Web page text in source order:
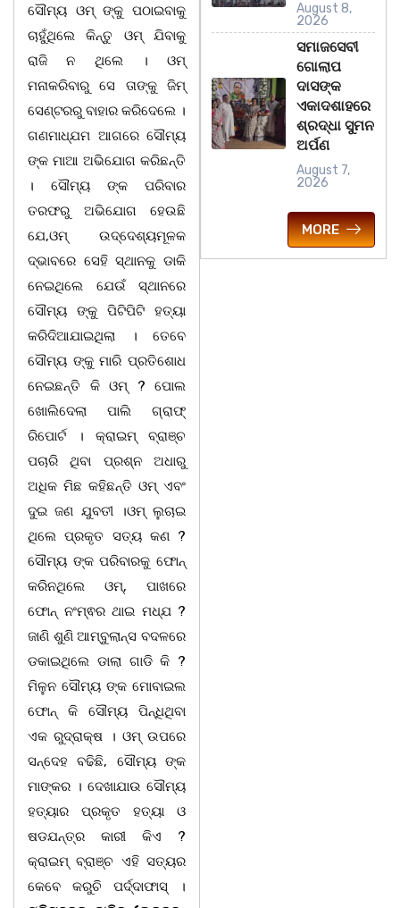
ସୌମ୍ୟ ଓମ୍ ଙ୍କୁ ପଠାଇବାକୁ
ଚାହୁଁଥିଲେ କିନ୍ତୁ ଓମ୍ ଯିବାକୁ
ରାଜି ନ ଥିଲେ । ଓମ୍‌
ମନାକରିବାରୁ ସେ ତାଙ୍କୁ ଜିମ୍
ସେଣ୍ଟରରୁ ବାହାର କରିଦେଲେ ।
ଗଣମାଧ୍ଯମ ଆଗରେ ସୌମ୍ୟ
ଙ୍କ ମାଆ ଅଭିଯୋଗ କରିଛନ୍ତି
। ସୌମ୍ୟ ଙ୍କ ପରିବାର
ତରଫରୁ ଅଭିଯୋଗ ହେଉଛି
ଯେ,ଓମ୍ ଉଦ୍ଦେଶ୍ୟମୂଳକ
ଦ୍ଭାବରେ ସେହି ସ୍ଥାନକୁ ଡାକି
ନେଇଥିଲେ ଯେଉଁ ସ୍ଥାନରେ
ସୌମ୍ୟ ଙ୍କୁ ପିଟିପିଟି ହତ୍ୟା
କରିଦିଆଯାଇଥିଲା । ତେବେ
ସୌମ୍ୟ ଙ୍କୁ ମାରି ପ୍ରତିଶୋଧ
ନେଇଛନ୍ତି କି ଓମ୍‌ ? ପୋଲ
ଖୋଲିଦେଲା ପାଲି ଗ୍ରାଫ୍
ରିପୋର୍ଟ । କ୍ରାଇମ୍ ବ୍ରାଞ୍ଚ
ପଚାରି ଥିବା ପ୍ରଶ୍ନ ଅଧାରୁ
ଅଧିକ ମିଛ କହିଛନ୍ତି ଓମ୍ ଏବଂ
ଦୁଇ ଜଣ ଯୁବତୀ ।ଓମ୍ ଲୁଚାଇ
ଥିଲେ ପ୍ରକୃତ ସତ୍ୟ କଣ ?
ସୌମ୍ୟ ଙ୍କ ପରିବାରକୁ ଫୋନ୍‌
କରିନଥିଲେ ଓମ୍, ପାଖରେ
ଫୋନ୍‌ ନଂମ୍ଵର ଥାଇ ମଧ୍ଯ ?
ଜାଣି ଶୁଣି ଆମ୍ବୁଲାନ୍ସ ବଦଳରେ
ଡକାଇଥିଲେ ଡାଲା ଗାଡି କି ?
ମିଳୁନ ସୌମ୍ୟ ଙ୍କ ମୋବାଇଲ
ଫୋନ୍‌ କି ସୌମ୍ୟ ପିନ୍ଧିଥିବା
ଏକ ରୁଦ୍ରାକ୍ଷ । ଓମ୍ ଉପରେ
ସନ୍ଦେହ ବଢିଛି, ସୌମ୍ୟ ଙ୍କ
ମାଙ୍କର । ଦେଖାଯାଉ ସୌମ୍ୟ
ହତ୍ୟାର ପ୍ରକୃତ ହତ୍ୟା ଓ
ଷଡଯନ୍ତ୍ର କାରୀ କିଏ ?
କ୍ରାଇମ୍ ବ୍ରାଞ୍ଚ ଏହି ସତ୍ୟର
କେବେ କରୁଚି ପର୍ଦ୍ଦାଫାସ୍‌ ।
August 8,
2026
ସମାଜସେବୀ
ଗୋଲାପ
ଦାସଙ୍କ
ଏକାଦଶାହରେ
ଶ୍ରଦ୍ଧା ସୁମନ
ଅର୍ପଣ
August 7,
2026
MORE